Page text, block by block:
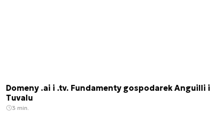
Domeny .ai i .tv. Fundamenty gospodarek Anguilli i
Tuvalu
3 min.